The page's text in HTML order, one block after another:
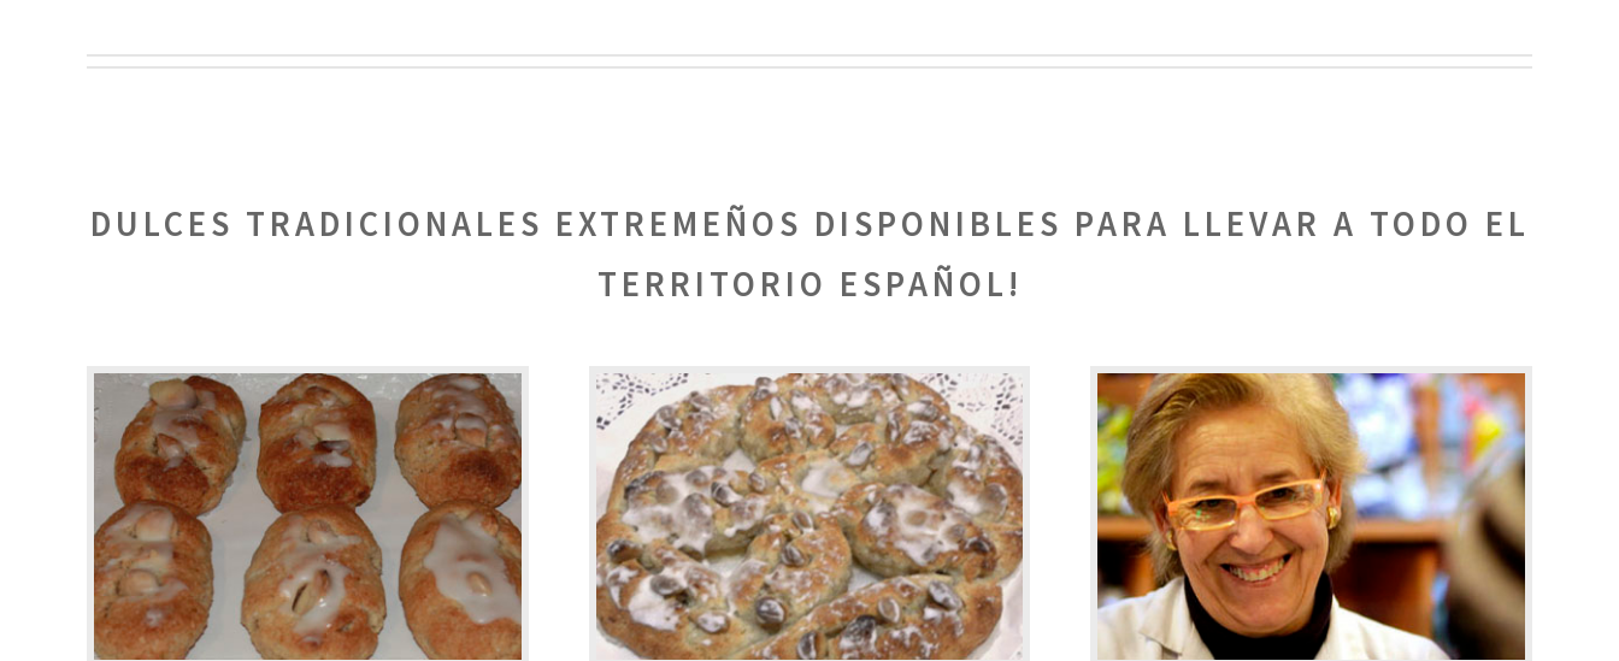
DULCES TRADICIONALES EXTREMEÑOS DISPONIBLES PARA LLEVAR A TODO EL
TERRITORIO ESPAÑOL!